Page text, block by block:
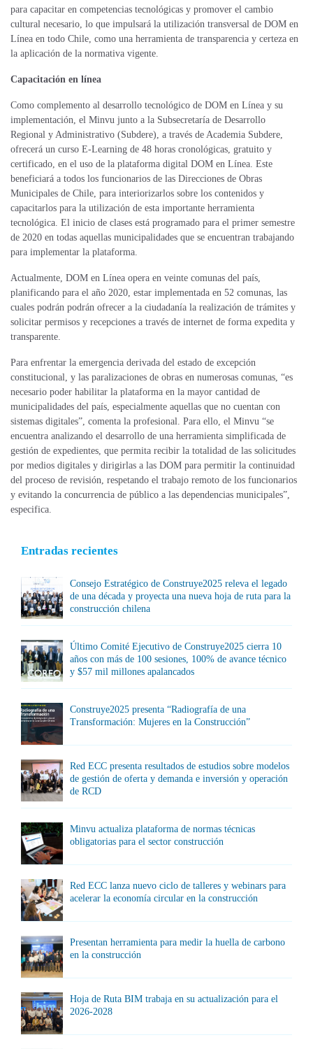
para capacitar en competencias tecnológicas y promover el cambio
cultural necesario, lo que impulsará la utilización transversal de DOM en
Línea en todo Chile, como una herramienta de transparencia y certeza en
la aplicación de la normativa vigente.
Capacitación en línea
Como complemento al desarrollo tecnológico de DOM en Línea y su
implementación, el Minvu junto a la Subsecretaría de Desarrollo
Regional y Administrativo (Subdere), a través de Academia Subdere,
ofrecerá un curso E-Learning de 48 horas cronológicas, gratuito y
certificado, en el uso de la plataforma digital DOM en Línea. Este
beneficiará a todos los funcionarios de las Direcciones de Obras
Municipales de Chile, para interiorizarlos sobre los contenidos y
capacitarlos para la utilización de esta importante herramienta
tecnológica. El inicio de clases está programado para el primer semestre
de 2020 en todas aquellas municipalidades que se encuentran trabajando
para implementar la plataforma.
Actualmente, DOM en Línea opera en veinte comunas del país,
planificando para el año 2020, estar implementada en 52 comunas, las
cuales podrán podrán ofrecer a la ciudadanía la realización de trámites y
solicitar permisos y recepciones a través de internet de forma expedita y
transparente.
Para enfrentar la emergencia derivada del estado de excepción
constitucional, y las paralizaciones de obras en numerosas comunas, “es
necesario poder habilitar la plataforma en la mayor cantidad de
municipalidades del país, especialmente aquellas que no cuentan con
sistemas digitales”, comenta la profesional. Para ello, el Minvu “se
encuentra analizando el desarrollo de una herramienta simplificada de
gestión de expedientes, que permita recibir la totalidad de las solicitudes
por medios digitales y dirigirlas a las DOM para permitir la continuidad
del proceso de revisión, respetando el trabajo remoto de los funcionarios
y evitando la concurrencia de público a las dependencias municipales”,
especifica.
Entradas recientes
Consejo Estratégico de Construye2025 releva el legado
de una década y proyecta una nueva hoja de ruta para la
construcción chilena
Último Comité Ejecutivo de Construye2025 cierra 10
años con más de 100 sesiones, 100% de avance técnico
y $57 mil millones apalancados
Construye2025 presenta “Radiografía de una
Transformación: Mujeres en la Construcción”
Red ECC presenta resultados de estudios sobre modelos
de gestión de oferta y demanda e inversión y operación
de RCD
Minvu actualiza plataforma de normas técnicas
obligatorias para el sector construcción
Red ECC lanza nuevo ciclo de talleres y webinars para
acelerar la economía circular en la construcción
Presentan herramienta para medir la huella de carbono
en la construcción
Hoja de Ruta BIM trabaja en su actualización para el
2026-2028